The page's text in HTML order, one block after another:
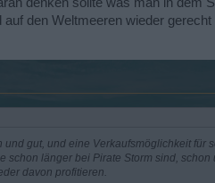
den Weltmeeren wieder
gut, und eine Verkaufsmöglichkeit
schon länger bei Pirate Storm sind,
davon profitieren.